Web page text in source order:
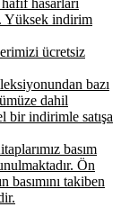
hasarları
Yüksek indirim
ücretsiz
bazı
dahil
bir indirimle satışa
basım
Ön
basımını takiben